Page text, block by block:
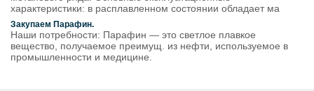
характеристики: в расплавленном состоянии обладает ма
Закупаем Парафин.
Наши потребности: Парафин — это светлое плавкое
вещество, получаемое преимущ. из нефти, используемое в
промышленности и медицине.